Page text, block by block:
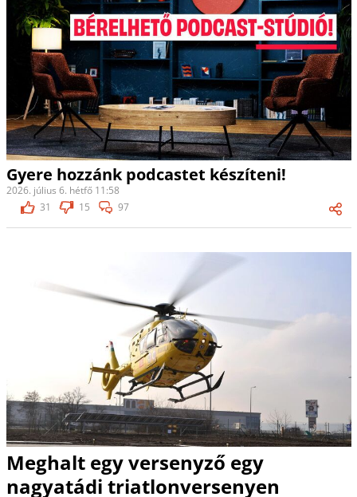
Gyere hozzánk podcastet készíteni!
2026. július 6. hétfő 11:58
31
15 97
Meghalt egy versenyző egy
nagyatádi triatlonversenyen